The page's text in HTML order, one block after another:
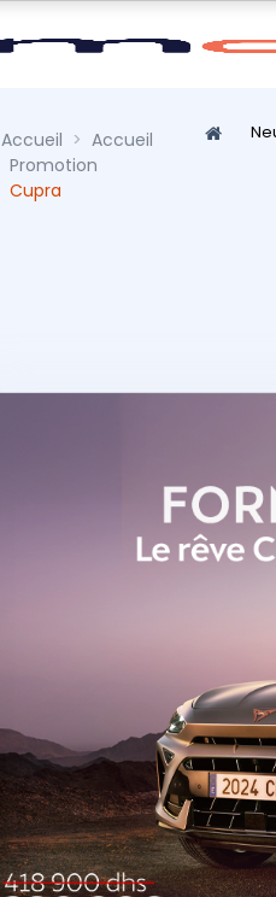
Accueil
Accueil
Promotion
Cupra